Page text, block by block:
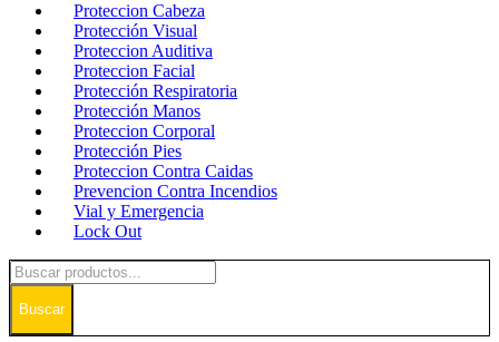
Proteccion Cabeza
Protección Visual
Proteccion Auditiva
Proteccion Facial
Protección Respiratoria
Protección Manos
Proteccion Corporal
Protección Pies
Proteccion Contra Caidas
Prevencion Contra Incendios
Vial y Emergencia
Lock Out
Buscar